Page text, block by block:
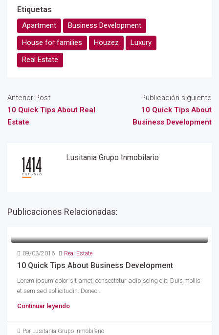
Etiquetas
Apartment
Business Development
House for families
Houzez
Luxury
Real Estate
Anterior Post
10 Quick Tips About Real
Estate
Publicación siguiente
10 Quick Tips About
Business Development
Lusitania Grupo Inmobilario
Publicaciones Relacionadas:
09/03/2016 Real Estate
10 Quick Tips About Business Development
Lorem ipsum dolor sit amet, consectetur adipiscing elit. Duis mollis
et sem sed sollicitudin. Donec...
Continuar leyendo
Por Lusitania Grupo Inmobilario